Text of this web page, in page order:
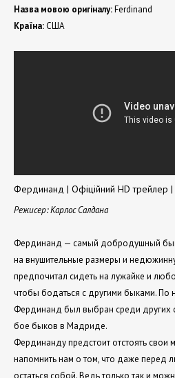
Назва мовою оригіналу:Ferdinand
Країна:США
Фердинанд | Офіційний HD трейлер
Режисер: Карлос Салдана
Фердинанд — самый добродушный
на внушительные размеры и
предпочитал сидеть на лужайке и
чтобы бодаться с другими быками. По
Фердинанд был выбран среди других
бое быков в Мадриде.
Фердинанду предстоит отстоять
напомнить нам о том, что даже перед
остаться собой. Ведь только так и